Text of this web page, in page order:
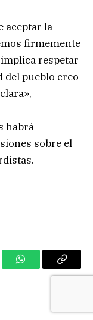
aceptar la
firmemente
respetar
del pueblo creo
habrá
sobre el
WhatsAppCopy